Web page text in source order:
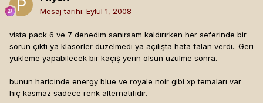
Mesaj tarihi: Eylül 1, 2008
vista pack 6 ve 7 denedim sanırsam kaldırırken her seferinde bir
sorun çıktı ya klasörler düzelmedi ya açılışta hata falan verdi.. Geri
yükleme yapabilecek bir kaçış yerin olsun üzülme sonra.
bunun haricinde energy blue ve royale noir gibi xp temaları var
hiç kasmaz sadece renk alternatifidir.